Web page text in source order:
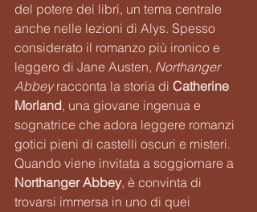
del potere dei libri, un tema centrale
anche nelle lezioni di Alys. Spesso
considerato il romanzo più ironico e
leggero di Jane Austen, Northanger
Abbey racconta la storia di Catherine
Morland, una giovane ingenua e
sognatrice che adora leggere romanzi
gotici pieni di castelli oscuri e misteri.
Quando viene invitata a soggiornare a
Northanger Abbey, è convinta di
trovarsi immersa in uno di quei